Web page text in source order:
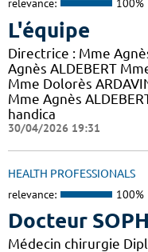
relevance: 100%
L'équipe
Directrice : Mme
Agnès ALDEBERT
Mme Dolorès
Mme Agnès
handica
30/04/2026 19:31
HEALTH PROFESSIONALS
relevance: 100%
Docteur
Médecin chirurgie